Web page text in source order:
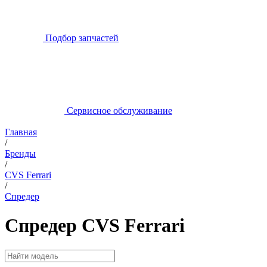
Подбор запчастей
Сервисное обслуживание
Главная
/
Бренды
/
CVS Ferrari
/
Спредер
Спредер CVS Ferrari